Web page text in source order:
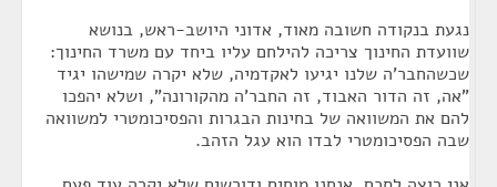
נגעת בנקודה חשובה מאוד, אדוני היושב-ראש, בנושא
שוועדת החינוך צריכה להילחם עליו ביחד עם משרד החינוך:
שכשהחבר'ה שלנו יגיעו לאקדמיה, שלא יקרה שמישהו יגיד
"אה, זה הדור האבוד, זה החבר'ה מהקורונה", ושלא יהפכו
להם את המשוואה של בחינות הבגרות והפסיכומטרי למשוואה
שבה הפסיכומטרי לבדו הוא עגל הזהב.